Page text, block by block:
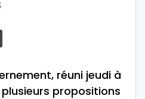
réuni jeudi à
propositions